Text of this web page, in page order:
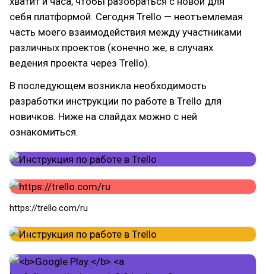
себя платформой. Сегодня Trello — неотъемлемая
часть моего взаимодействия между участниками
различных проектов (конечно же, в случаях
ведения проекта через Trello).
В последующем возникла необходимость
разработки инструкции по работе в Trello для
новичков. Ниже на слайдах можно с ней
ознакомиться.
https://trello.com/ru